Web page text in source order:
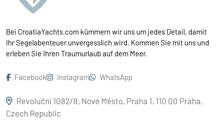
Bei CroatiaYachts.com kümmern wir uns um jedes Detail, damit
Ihr Segelabenteuer unvergesslich wird. Kommen Sie mit uns und
erleben Sie Ihren Traumurlaub auf dem Meer.
Facebook Instagram WhatsApp
Revoluční 1082/8, Nové Město, Praha 1, 110 00 Praha,
Czech Republic